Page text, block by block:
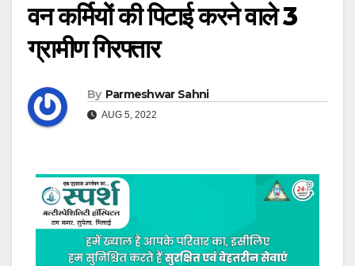
वन कर्मियों की पिटाई करने वाले 3
ग्रामीण गिरफ्तार
By Parmeshwar Sahni
AUG 5, 2022